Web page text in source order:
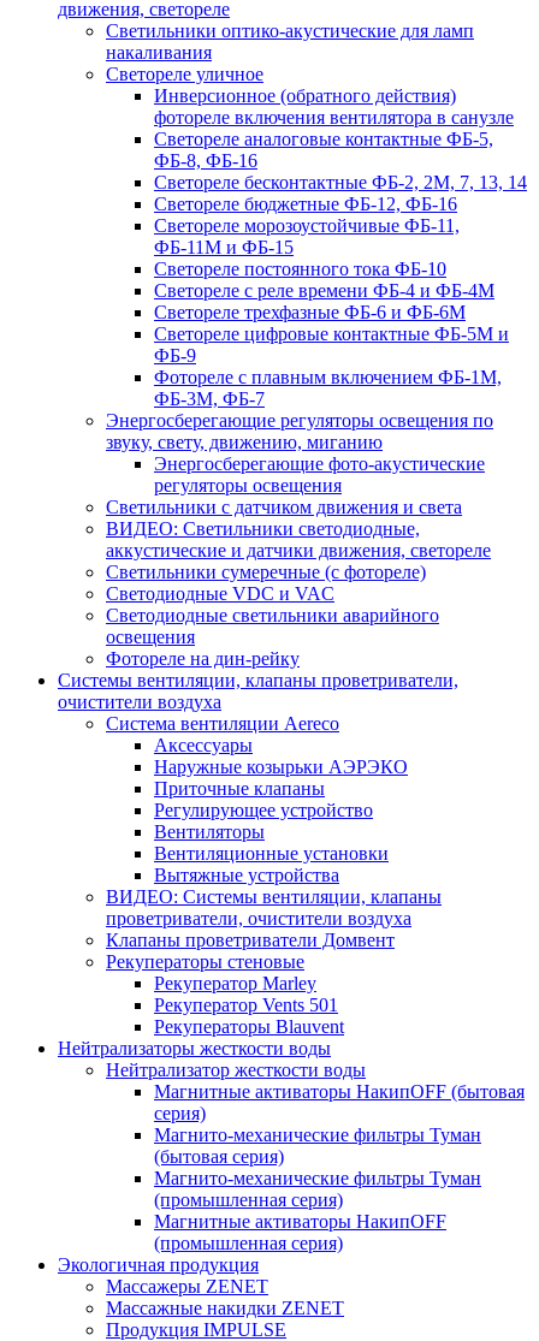
движения, светореле
Светильники оптико-акустические для ламп
накаливания
Светореле уличное
Инверсионное (обратного действия)
фотореле включения вентилятора в санузле
Светореле аналоговые контактные ФБ-5,
ФБ-8, ФБ-16
Светореле бесконтактные ФБ-2, 2М, 7, 13, 14
Светореле бюджетные ФБ-12, ФБ-16
Светореле морозоустойчивые ФБ-11,
ФБ-11М и ФБ-15
Светореле постоянного тока ФБ-10
Светореле с реле времени ФБ-4 и ФБ-4М
Светореле трехфазные ФБ-6 и ФБ-6М
Светореле цифровые контактные ФБ-5М и
ФБ-9
Фотореле с плавным включением ФБ-1М,
ФБ-3М, ФБ-7
Энергосберегающие регуляторы освещения по
звуку, свету, движению, миганию
Энергосберегающие фото-акустические
регуляторы освещения
Светильники с датчиком движения и света
ВИДЕО: Светильники светодиодные,
аккустические и датчики движения, светореле
Светильники сумеречные (с фотореле)
Светодиодные VDC и VAC
Светодиодные светильники аварийного
освещения
Фотореле на дин-рейку
Системы вентиляции, клапаны проветриватели,
очистители воздуха
Система вентиляции Aereco
Аксессуары
Наружные козырьки АЭРЭКО
Приточные клапаны
Регулирующее устройство
Вентиляторы
Вентиляционные установки
Вытяжные устройства
ВИДЕО: Системы вентиляции, клапаны
проветриватели, очистители воздуха
Клапаны проветриватели Домвент
Рекуператоры стеновые
Рекуператор Marley
Рекуператор Vents 501
Рекуператоры Blauvent
Нейтрализаторы жесткости воды
Нейтрализатор жесткости воды
Магнитные активаторы НакипOFF (бытовая
серия)
Магнито-механические фильтры Туман
(бытовая серия)
Магнито-механические фильтры Туман
(промышленная серия)
Магнитные активаторы НакипOFF
(промышленная серия)
Экологичная продукция
Массажеры ZENET
Массажные накидки ZENET
Продукция IMPULSE